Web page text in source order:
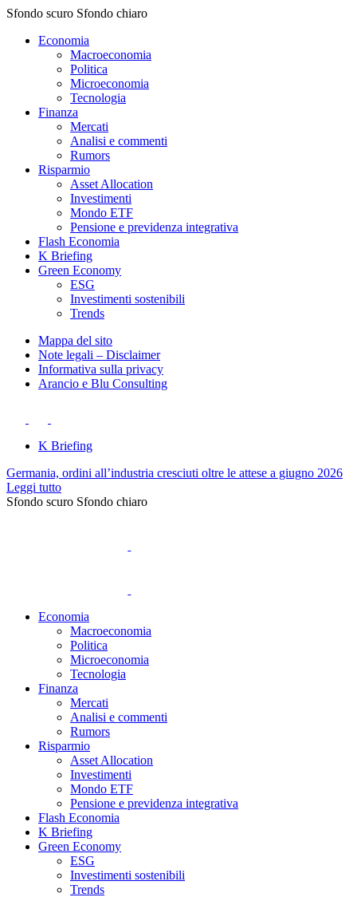
Sfondo scuro Sfondo chiaro
Economia
Macroeconomia
Politica
Microeconomia
Tecnologia
Finanza
Mercati
Analisi e commenti
Rumors
Risparmio
Asset Allocation
Investimenti
Mondo ETF
Pensione e previdenza integrativa
Flash Economia
K Briefing
Green Economy
ESG
Investimenti sostenibili
Trends
Mappa del sito
Note legali – Disclaimer
Informativa sulla privacy
Arancio e Blu Consulting
K Briefing
Germania, ordini all’industria cresciuti oltre le attese a giugno 2026
Leggi tutto
Sfondo scuro Sfondo chiaro
Economia
Macroeconomia
Politica
Microeconomia
Tecnologia
Finanza
Mercati
Analisi e commenti
Rumors
Risparmio
Asset Allocation
Investimenti
Mondo ETF
Pensione e previdenza integrativa
Flash Economia
K Briefing
Green Economy
ESG
Investimenti sostenibili
Trends